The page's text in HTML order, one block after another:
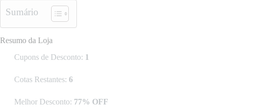
Sumário
Resumo da Loja
Cupons de Desconto: 1
Cotas Restantes: 6
Melhor Desconto: 77% OFF